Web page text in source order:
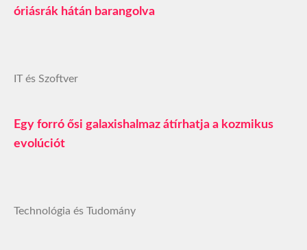
óriásrák hátán barangolva
IT és Szoftver
Egy forró ősi galaxishalmaz átírhatja a kozmikus
evolúciót
Technológia és Tudomány